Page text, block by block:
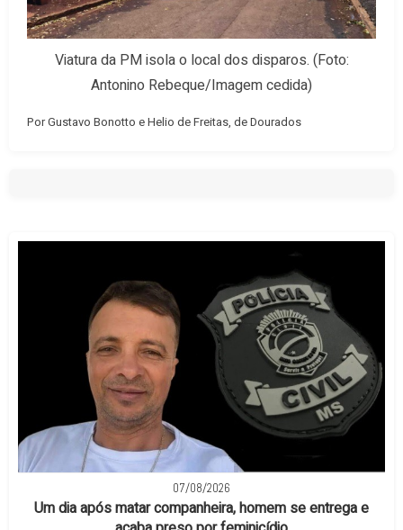
Viatura da PM isola o local dos disparos. (Foto:
Antonino Rebeque/Imagem cedida)
Por Gustavo Bonotto e Helio de Freitas, de Dourados
07/08/2026
Um dia após matar companheira, homem se entrega e